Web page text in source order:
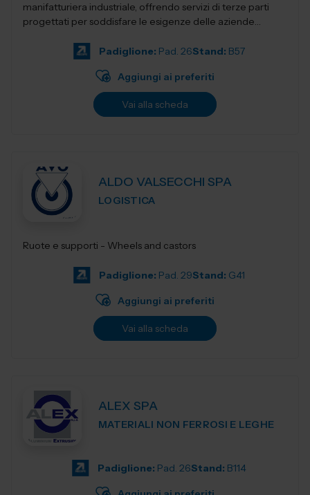
manifatturiera industriale, offrendo servizi di terze parti
progettati per soddisfare le esigenze delle aziende
Padiglione: Pad. 26Stand: B57
Aggiungi ai preferiti
Vai alla scheda
ALDO VALSECCHI SPA
LOGISTICA
Ruote e supporti - Wheels and castors
Padiglione: Pad. 29Stand: G41
Aggiungi ai preferiti
Vai alla scheda
ALEX SPA
MATERIALI NON FERROSI E LEGHE
Padiglione: Pad. 26Stand: B114